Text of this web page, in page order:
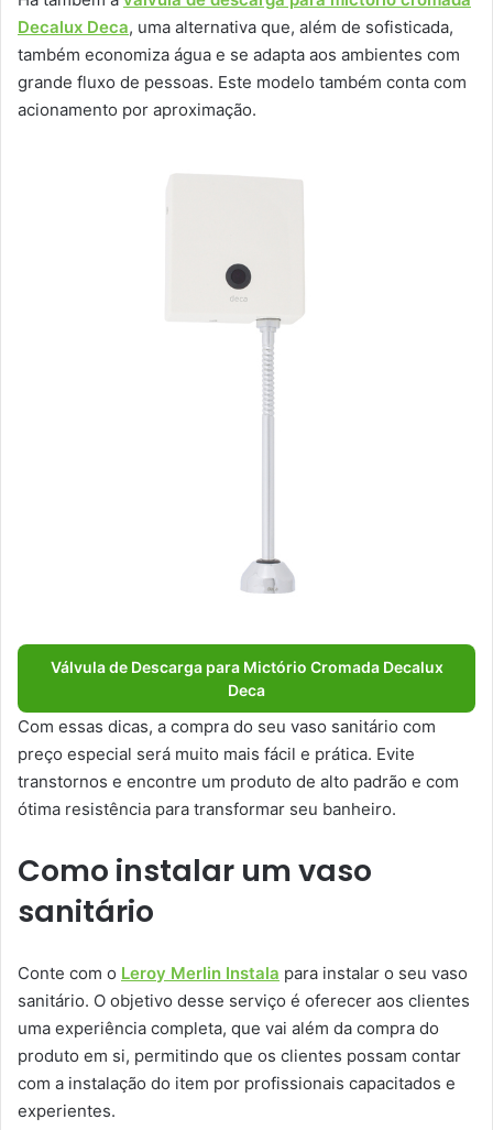
Decalux Deca, uma alternativa que, além de sofisticada,
também economiza água e se adapta aos ambientes com
grande fluxo de pessoas. Este modelo também conta com
acionamento por aproximação.
Válvula de Descarga para Mictório Cromada Decalux
Deca
Com essas dicas, a compra do seu vaso sanitário com
preço especial será muito mais fácil e prática. Evite
transtornos e encontre um produto de alto padrão e com
ótima resistência para transformar seu banheiro.
Como instalar um vaso
sanitário
Conte com o Leroy Merlin Instala para instalar o seu vaso
sanitário. O objetivo desse serviço é oferecer aos clientes
uma experiência completa, que vai além da compra do
produto em si, permitindo que os clientes possam contar
com a instalação do item por profissionais capacitados e
experientes.